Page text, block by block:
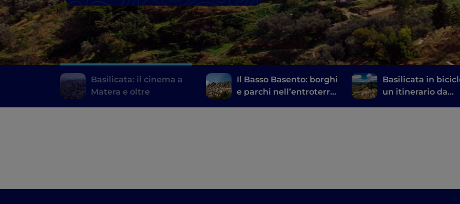
Basilicata: il cinema a
Matera e oltre
Il Basso Basento: borghi
e parchi nell’entroterra
Basilicata in
un itinerario da